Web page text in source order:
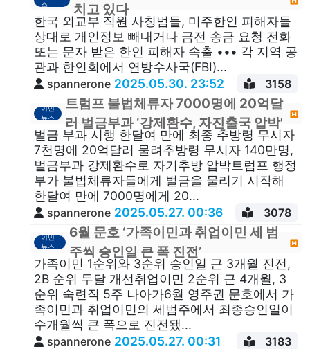
스
치고 있다
한국 외교부 직원 사칭범들, 미주한인 피해자들
상대로 개인정보 빼내거나 금전 송금 요청 전화
또는 문자 받은 한인 피해자 속출 ••• 각 지역 공
관과 한인회에서 연방수사국(FBI)...
spannerone 2025.05.30. 23:52 3158
이민
뉴스
트럼프 불법체류자 7000명에 20억달
러 벌금부과 ‘강제환수, 자진출국 압박'
벌금 부과 시행 한달여 만에 최종 추방령 무시자
7천명에 20억달러 물려추방령 무시자 140만명,
벌금부과 강제환수로 자기추방 압박트럼프 행정
부가 불법체류자들에게 벌금을 물리기 시작해
한달여 만에 7000명에게 20...
spannerone 2025.05.27. 00:36 3078
이민
뉴스
6월 문호 ‘가족이민과 취업이민 세 범
주씩 승인일 큰 폭 진전’
가족이민 1순위와 3순위 승인일 근 3개월 진전,
2B 순위 두달 개선취업이민 2순위 근 4개월, 3
순위 숙련직 5주 나아가6월 영주권 문호에서 가
족이민과 취업이민의 세범주에서 최종승인일이
수개월씩 큰 폭으로 진전됐...
spannerone 2025.05.27. 00:31 3183